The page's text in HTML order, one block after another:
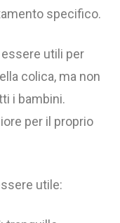
specifico.
utili per
colica, ma non
i bambini.
per il proprio
utile: